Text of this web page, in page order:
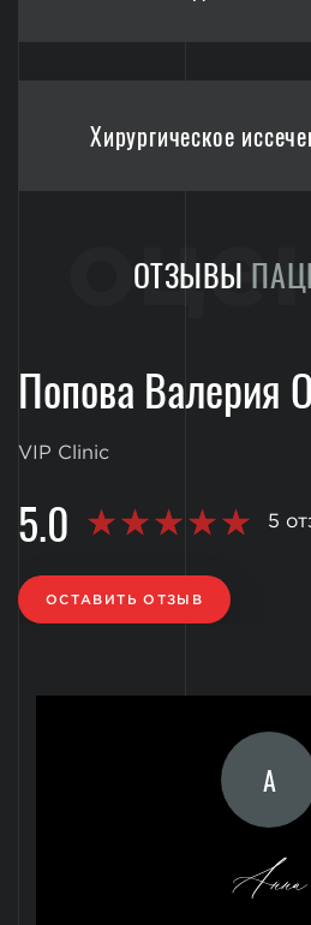
Хирургическое
ОТЗЫВЫ
Попова Валерия
VIP Clinic
5.0 5
ОСТАВИТЬ ОТЗЫВ
А
Анна